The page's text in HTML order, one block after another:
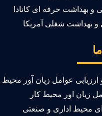
بهداشت حرفه ای کانادا
بهداشت شغلی آمریکا
عوامل زیان آور محیط کار
اور محیط کار
اداری و صنعتی